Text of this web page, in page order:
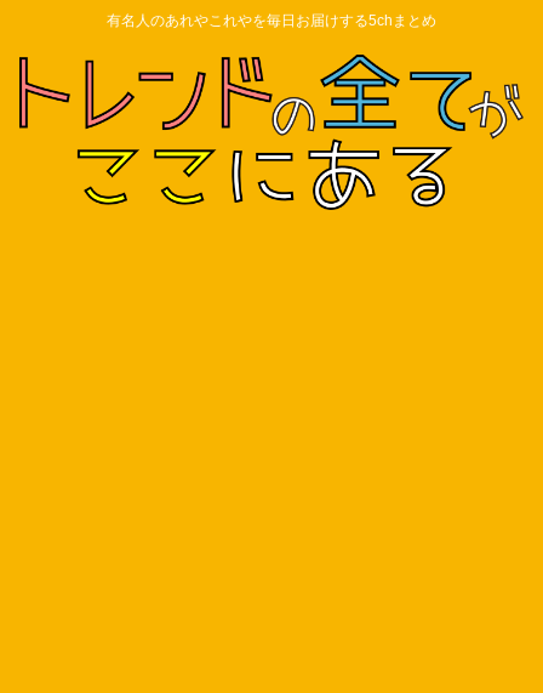
有名人のあれやこれやを毎日お届けする5chまとめ